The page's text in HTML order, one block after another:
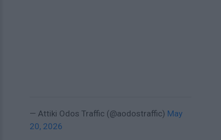
— Attiki Odos Traffic (@aodostraffic) May
20, 2026